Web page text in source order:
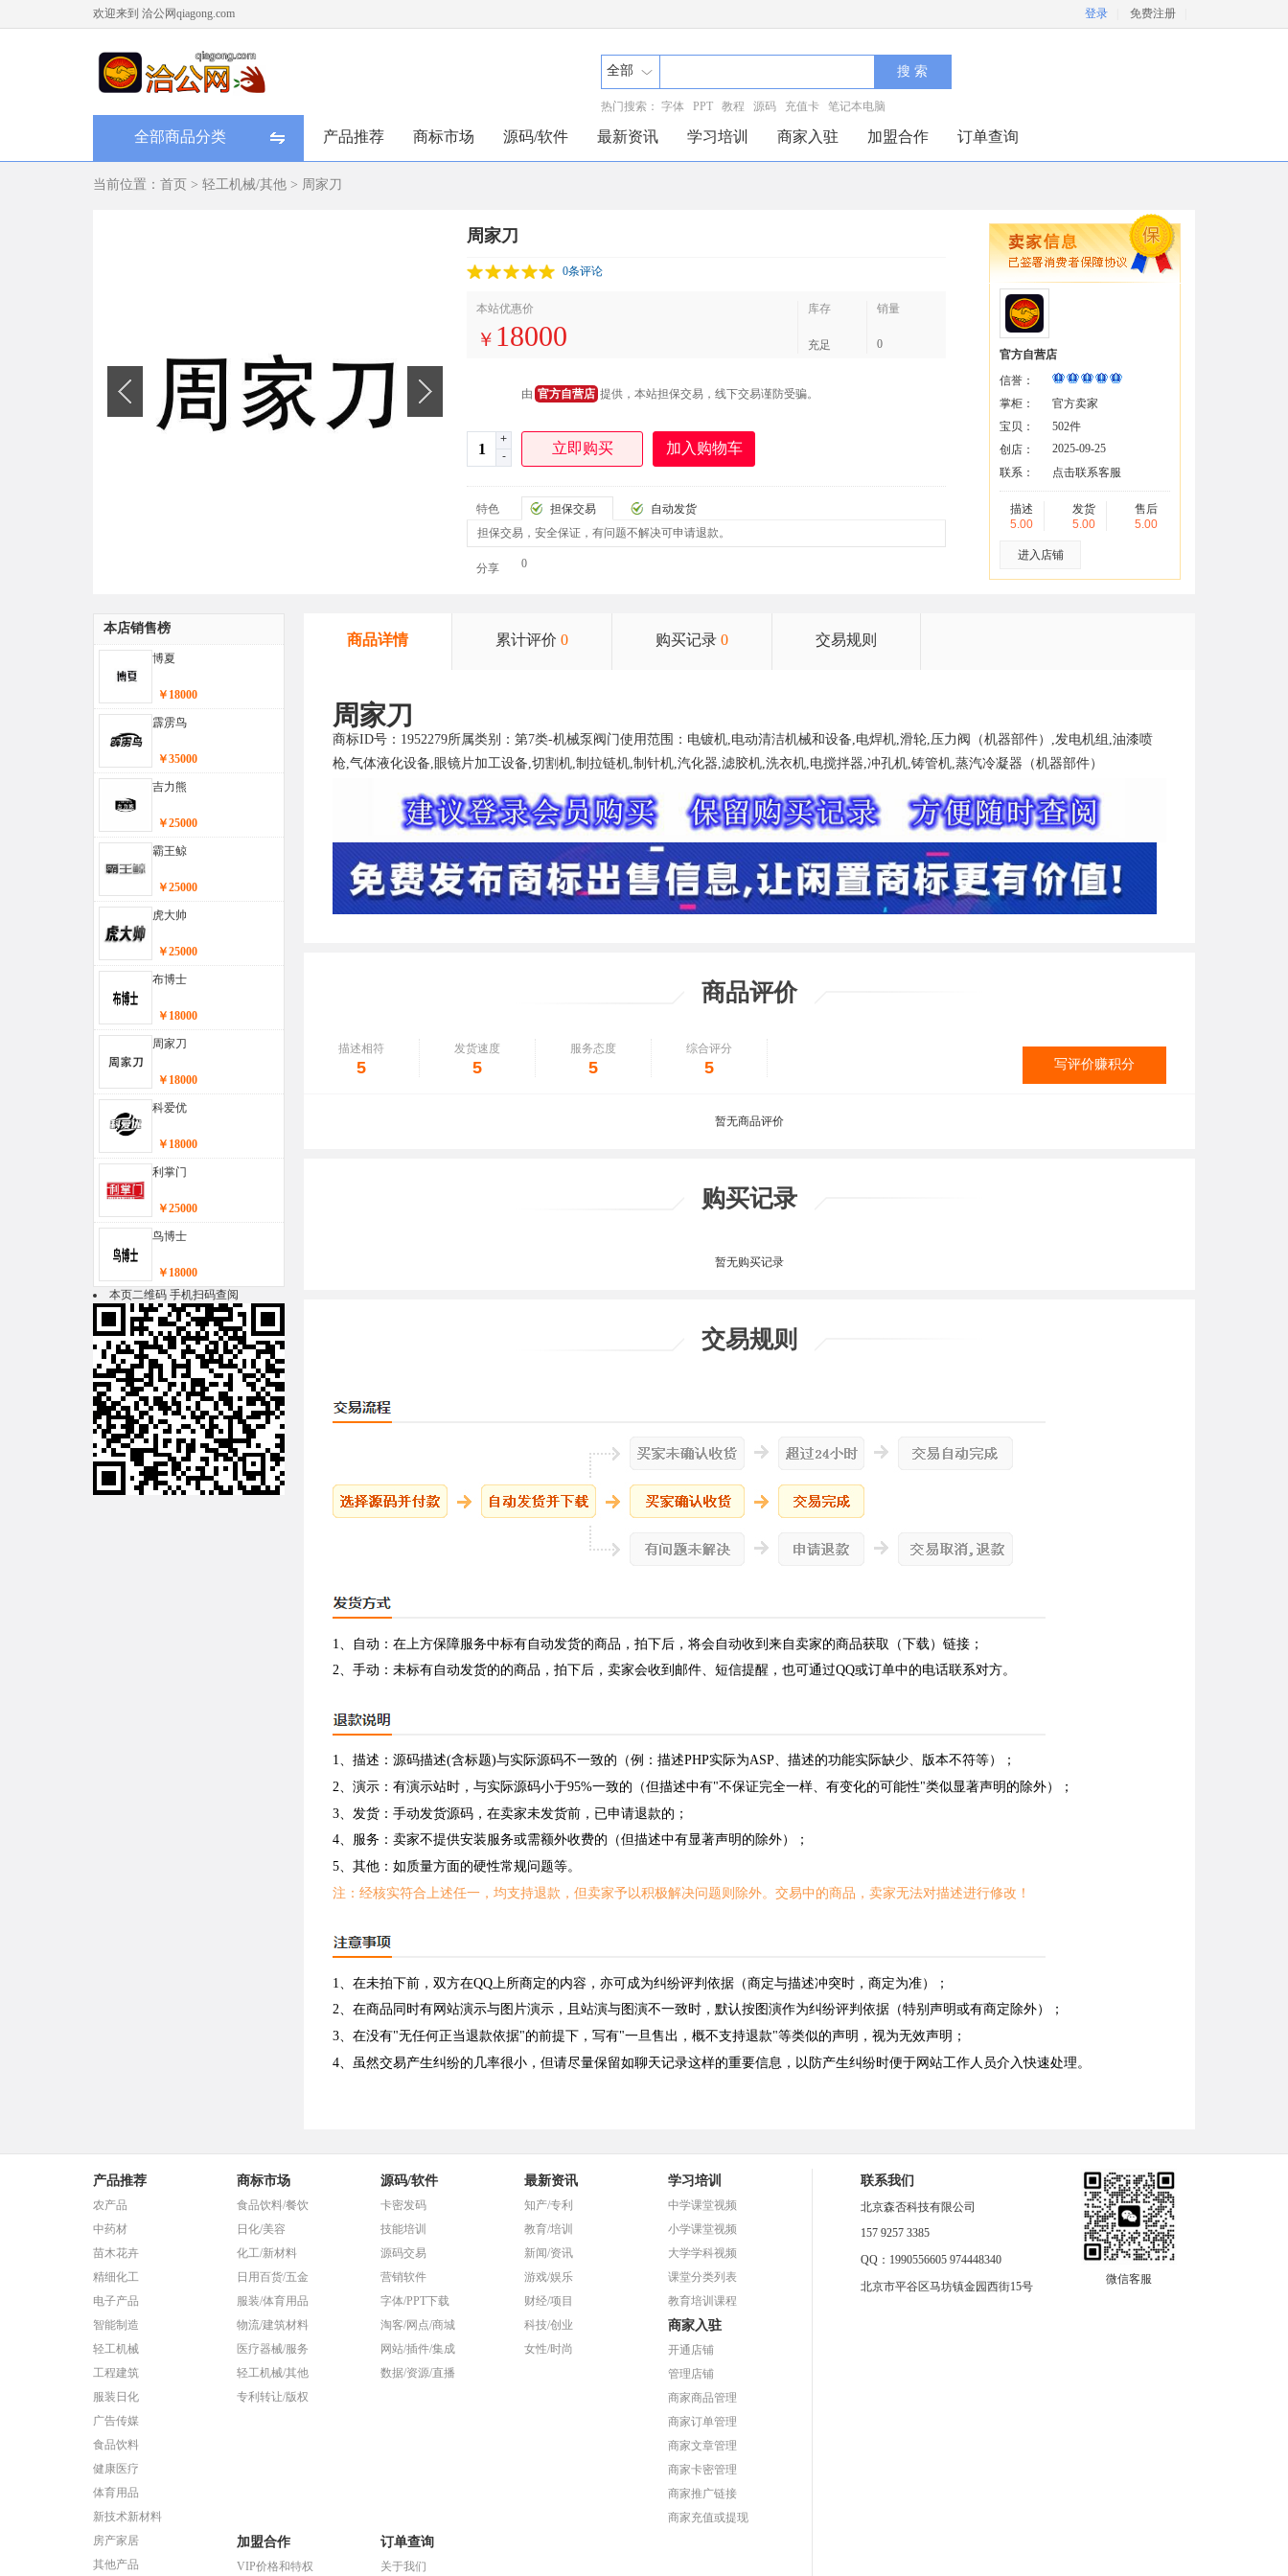
欢迎来到 洽公网qiagong.com 登录 免费注册
全部
热门搜索： 字体 PPT 教程 源码 充值卡 笔记本电脑
全部商品分类 产品推荐 商标市场 源码/软件 最新资讯 学习培训 商家入驻 加盟合作 订单查询
当前位置： 首页 > 轻工机械/其他 > 周家刀
周家刀
0条评论
本站优惠价
￥ 18000
库存 销量
充足 0
由 官方自营店 提供，本站担保交易，线下交易谨防受骗。
+
-
加入购物车
特色 担保交易
自动发货
担保交易，安全保证，有问题不解决可申请退款。
分享 0
官方自营店
信誉：
掌柜：
官方卖家
宝贝：
502件
创店：
2025-09-25
联系：
点击联系客服
描述
5.00
发货
5.00
售后
5.00
进入店铺
本店销售榜
博夏
￥18000
霹雳鸟
￥35000
吉力熊
￥25000
霸王鲸
￥25000
虎大帅
￥25000
布博士
￥18000
周家刀
￥18000
科爱优
￥18000
利掌门
￥25000
鸟博士
￥18000
本页二维码 手机扫码查阅
商品详情 累计评价 0 购买记录 0 交易规则
周家刀
商标ID号：1952279所属类别：第7类-机械泵阀门使用范围：电镀机,电动清洁机械和设备,电焊机,滑轮,压力阀（机器部件）,发电机组,油漆喷
枪,气体液化设备,眼镜片加工设备,切割机,制拉链机,制针机,汽化器,滤胶机,洗衣机,电搅拌器,冲孔机,铸管机,蒸汽冷凝器（机器部件）
商品评价
描述相符
5
发货速度
5
服务态度
5
综合评分
5 写评价赚积分
暂无商品评价
购买记录
暂无购买记录
交易规则
1、自动：在上方保障服务中标有自动发货的商品，拍下后，将会自动收到来自卖家的商品获取（下载）链接；
2、手动：未标有自动发货的的商品，拍下后，卖家会收到邮件、短信提醒，也可通过QQ或订单中的电话联系对方。
1、描述：源码描述(含标题)与实际源码不一致的（例：描述PHP实际为ASP、描述的功能实际缺少、版本不符等）；
2、演示：有演示站时，与实际源码小于95%一致的（但描述中有"不保证完全一样、有变化的可能性"类似显著声明的除外）；
3、发货：手动发货源码，在卖家未发货前，已申请退款的；
4、服务：卖家不提供安装服务或需额外收费的（但描述中有显著声明的除外）；
5、其他：如质量方面的硬性常规问题等。
注：经核实符合上述任一，均支持退款，但卖家予以积极解决问题则除外。交易中的商品，卖家无法对描述进行修改！
1、在未拍下前，双方在QQ上所商定的内容，亦可成为纠纷评判依据（商定与描述冲突时，商定为准）；
2、在商品同时有网站演示与图片演示，且站演与图演不一致时，默认按图演作为纠纷评判依据（特别声明或有商定除外）；
3、在没有"无任何正当退款依据"的前提下，写有"一旦售出，概不支持退款"等类似的声明，视为无效声明；
4、虽然交易产生纠纷的几率很小，但请尽量保留如聊天记录这样的重要信息，以防产生纠纷时便于网站工作人员介入快速处理。
产品推荐
农产品
中药材
苗木花卉
精细化工
电子产品
智能制造
轻工机械
工程建筑
服装日化
广告传媒
食品饮料
健康医疗
体育用品
新技术新材料
房产家居
其他产品
商标市场
食品饮料/餐饮
日化/美容
化工/新材料
日用百货/五金
服装/体育用品
物流/建筑材料
医疗器械/服务
轻工机械/其他
专利转让/版权
源码/软件
卡密发码
技能培训
源码交易
营销软件
字体/PPT下载
淘客/网点/商城
网站/插件/集成
数据/资源/直播
最新资讯
知产/专利
教育/培训
新闻/资讯
游戏/娱乐
财经/项目
科技/创业
女性/时尚
学习培训
中学课堂视频
小学课堂视频
大学学科视频
课堂分类列表
教育培训课程
商家入驻
开通店铺
管理店铺
商家商品管理
商家订单管理
商家文章管理
商家卡密管理
商家推广链接
商家充值或提现
加盟合作
VIP价格和特权
订单查询
关于我们
联系我们
北京森否科技有限公司
157 9257 3385
QQ：1990556605 974448340
北京市平谷区马坊镇金园西街15号
微信客服